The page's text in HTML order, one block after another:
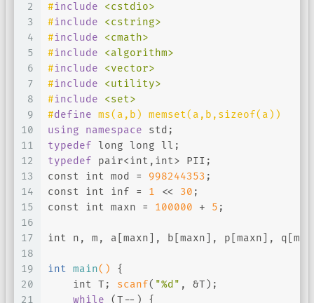
2
3
4
5
6
7
8
9
10
11
12
13
14
15
16
17
18
19
20
21
#include
<cstdio>
#include
<cstring>
#include
<cmath>
#include
<algorithm>
#include
<vector>
#include
<utility>
#include
<set>
#define ms(a,b) memset(a,b,sizeof(a))
using
namespace std;
typedef long long ll;
typedef pair<int , int> PII;
const
int mod = 998244353 ;
const
int inf = 1 << 30 ;
const
int maxn = 100000 + 5 ;
int n, m, a[maxn], b[maxn], p[maxn],
int main()
{
int T; scanf( "%d" , &T);
while (T--) {